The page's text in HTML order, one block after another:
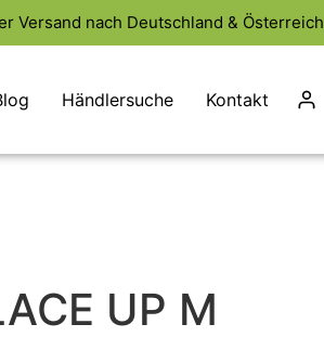
Versand nach Deutschland & Österreich
Händlersuche Kontakt
UP M